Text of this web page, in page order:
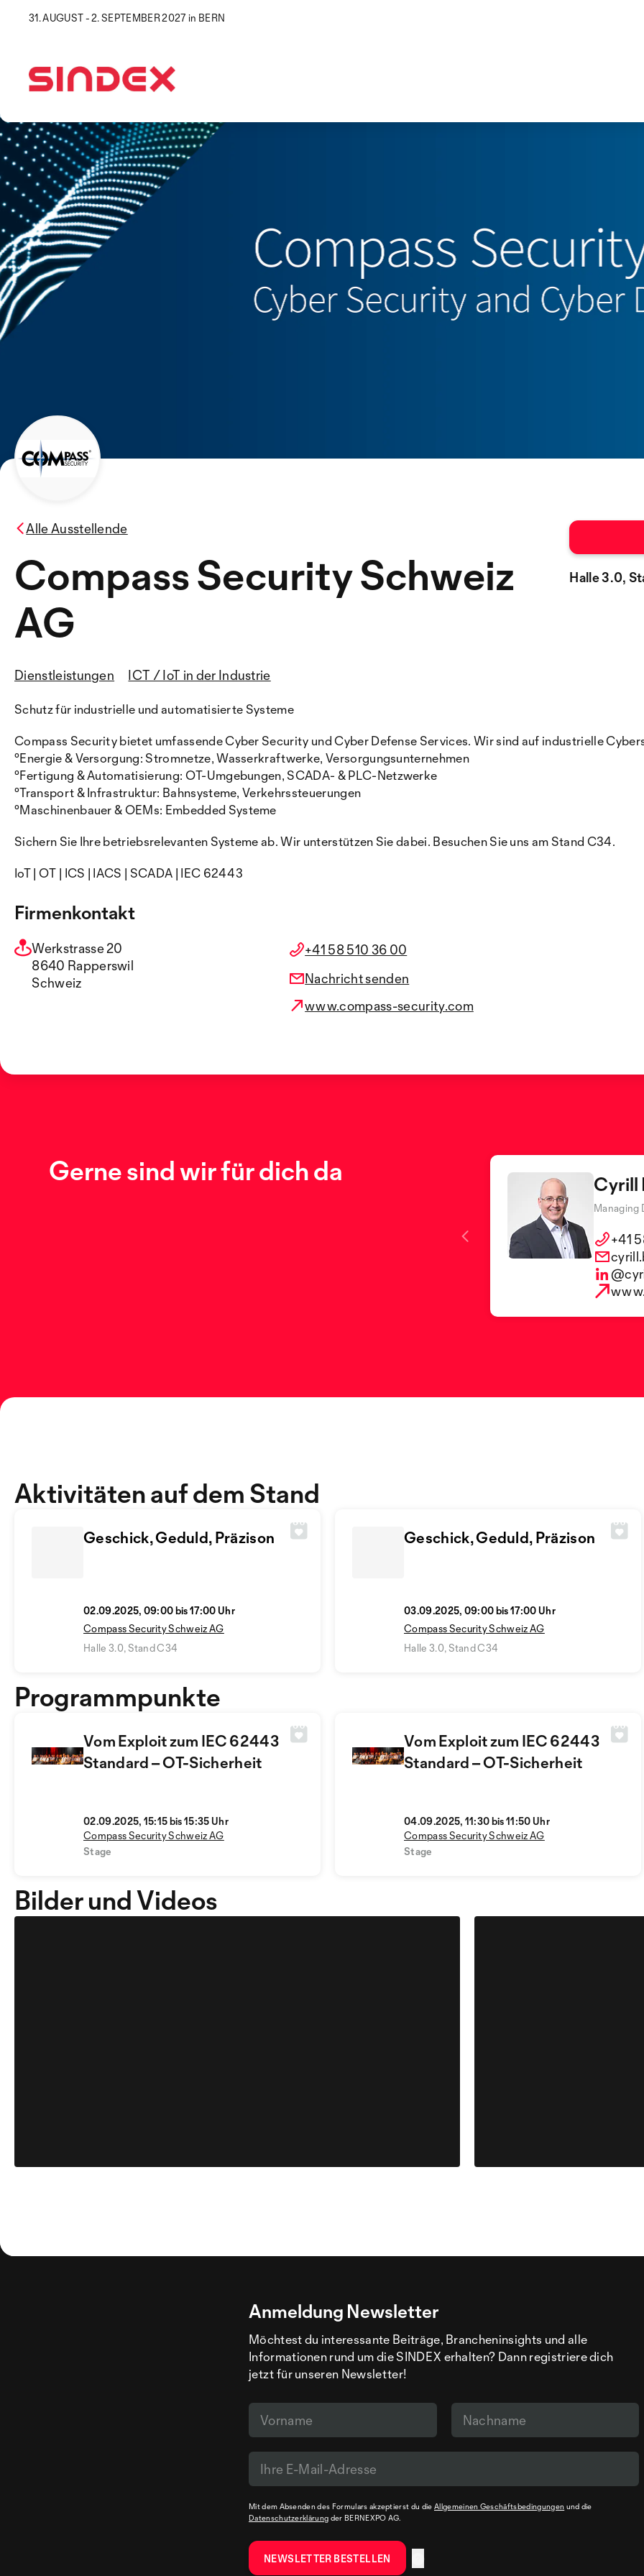
31. AUGUST - 2. SEPTEMBER 2027 in BERN
Alle Ausstellende
Compass Security Schweiz
AG
Dienstleistungen ICT / IoT in der Industrie
Halle 3.0,
Schutz für industrielle und automatisierte Systeme
Compass Security bietet umfassende Cyber Security und Cyber Defense Services. Wir sind auf industrielle
°Energie & Versorgung: Stromnetze, Wasserkraftwerke, Versorgungsunternehmen
°Fertigung & Automatisierung: OT-Umgebungen, SCADA- & PLC-Netzwerke
°Transport & Infrastruktur: Bahnsysteme, Verkehrssteuerungen
°Maschinenbauer & OEMs: Embedded Systeme
Sichern Sie Ihre betriebsrelevanten Systeme ab. Wir unterstützen Sie dabei. Besuchen Sie uns am Stand C34.
IoT | OT | ICS | IACS | SCADA | IEC 62443
Firmenkontakt
Werkstrasse 20
8640 Rapperswil
Schweiz
+41 58 510 36 00
Nachricht senden
www.compass-security.com
Gerne sind wir für dich da Cyrill
Managing
+41
Geschick, Geduld, Präzison
02.09.2025, 09:00 bis 17:00 Uhr
Compass Security Schweiz AG
Halle 3.0, Stand C34
Geschick, Geduld, Präzison
03.09.2025, 09:00 bis 17:00 Uhr
Compass Security Schweiz AG
Halle 3.0, Stand C34
Aktivitäten auf dem Stand
Vom Exploit zum IEC 62443
Standard – OT-Sicherheit
02.09.2025, 15:15 bis 15:35 Uhr
Compass Security Schweiz AG
Stage
Vom Exploit zum IEC 62443
Standard – OT-Sicherheit
04.09.2025, 11:30 bis 11:50 Uhr
Compass Security Schweiz AG
Stage
Programmpunkte
Bilder und Videos
Anmeldung Newsletter
Möchtest du interessante Beiträge, Brancheninsights und alle
Informationen rund um die SINDEX erhalten? Dann registriere dich
jetzt für unseren Newsletter!
Mit dem Absenden des Formulars akzeptierst du die Allgemeinen Geschäftsbedingungen und die
Datenschutzerklärung der BERNEXPO AG.